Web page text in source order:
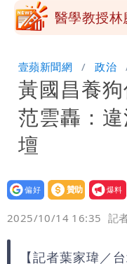
帥哥
醫學教授
次可買27杯
白海豚今防
「海豚跳」
楊千霈一
停班課標準
壹蘋新聞網 政治
黃國昌養
范雲轟：
壇
設為
贊助
我要
爆料
2025/10/14 16:35 記
【記者葉家瑋／